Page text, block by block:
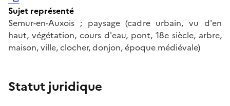
Sujet représenté
Semur-en-Auxois ; paysage (cadre urbain, vu d'en
haut, végétation, cours d'eau, pont, 18e siècle, arbre,
maison, ville, clocher, donjon, époque médiévale)
Statut juridique